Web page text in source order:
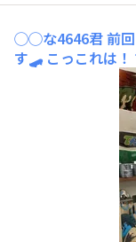
◯◯な4646君前
す🛹 こっこれは
戦士ガンダムシ
ムとも呼ばれま
ザインがされた